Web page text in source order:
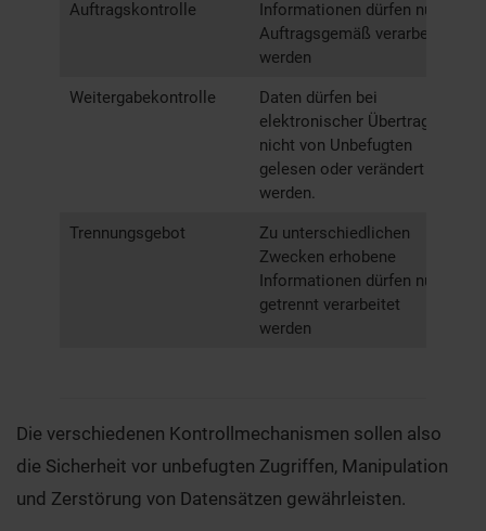
Auftragskontrolle
Informationen dürfen nur
Auftragsgemäß verarbeitet
werden
Weitergabekontrolle
Daten dürfen bei
elektronischer Übertragung
nicht von Unbefugten
gelesen oder verändert
werden.
Trennungsgebot
Zu unterschiedlichen
Zwecken erhobene
Informationen dürfen nur
getrennt verarbeitet
werden
Die verschiedenen Kontrollmechanismen sollen also
die Sicherheit vor unbefugten Zugriffen, Manipulation
und Zerstörung von Datensätzen gewährleisten.